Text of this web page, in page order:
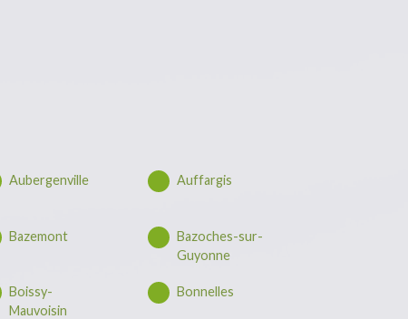
Aubergenville Auffargis
Bazemont
Bazoches-sur-
Guyonne
Boissy-
Mauvoisin
Bonnelles